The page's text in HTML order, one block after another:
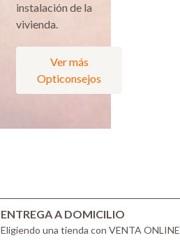
instalación de la
vivienda.
Ver más
Opticonsejos
ENTREGA A DOMICILIO
Eligiendo una tienda con VENTA ONLINE